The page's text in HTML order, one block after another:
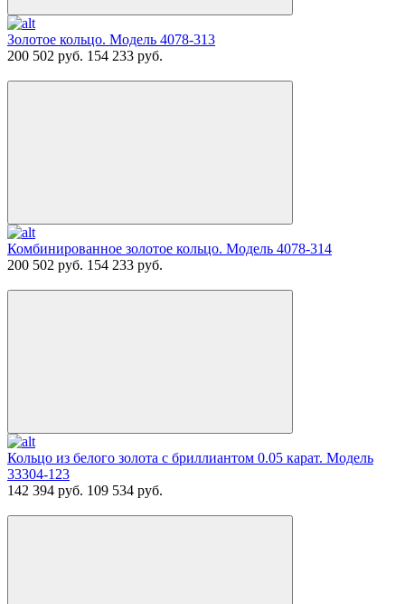
Золотое кольцо. Модель 4078-313
200 502 руб. 154 233 руб.
Комбинированное золотое кольцо. Модель 4078-314
200 502 руб. 154 233 руб.
Кольцо из белого золота с бриллиантом 0.05 карат. Модель
33304-123
142 394 руб. 109 534 руб.